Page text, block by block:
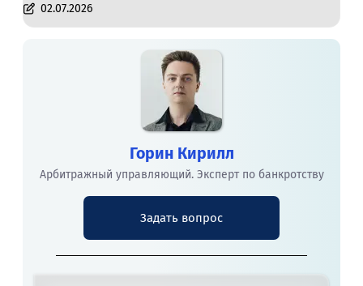
02.07.2026
Горин Кирилл
Арбитражный управляющий. Эксперт по банкротству
Задать вопрос